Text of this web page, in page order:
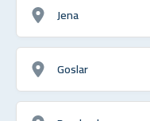
Jena
Goslar